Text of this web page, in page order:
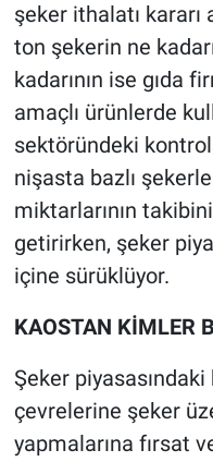
şeker ithalatı kararı
ton şekerin ne
kadarının ise gıda
amaçlı ürünlerde
sektöründeki
nişasta bazlı
miktarlarının
getirirken, şeker
içine sürüklüyor.
KAOSTAN KİMLER
Şeker
çevrelerine şeker
yapmalarına fırsat